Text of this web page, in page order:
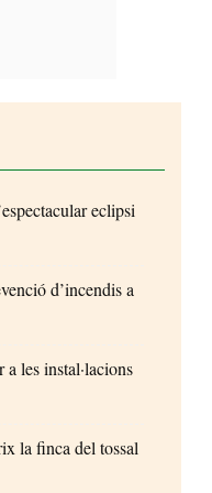
eclipsi
d’incendis a
les instal·lacions
la finca del tossal